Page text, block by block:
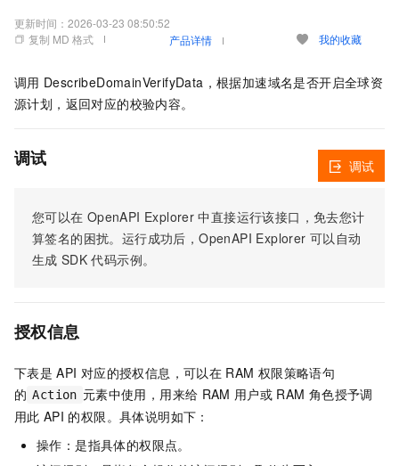
更新时间： 2026-03-23 08:50:52
复制 MD 格式
产品详情 我的收藏
调用 DescribeDomainVerifyData，根据加速域名是否开启全球资
源计划，返回对应的校验内容。
调试
您可以在 OpenAPI Explorer 中直接运行该接口，免去您计
算签名的困扰。运行成功后，OpenAPI Explorer 可以自动
生成 SDK 代码示例。
调试
授权信息
下表是 API 对应的授权信息，可以在 RAM 权限策略语句
的 Action 元素中使用，用来给 RAM 用户或 RAM 角色授予调
用此 API 的权限。具体说明如下：
操作：是指具体的权限点。